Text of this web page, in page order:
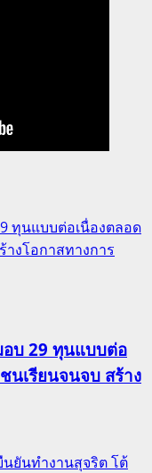
ทุนแบบต่อเนื่องตลอด
งโอกาสทางการ
บ 29 ทุนแบบต่อ
นเรียนจนจบ สร้าง
ยันทำงานสุจริต โต้